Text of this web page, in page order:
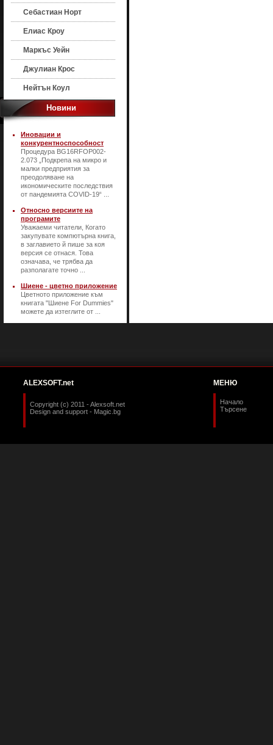
Себастиан Норт
Елиас Кроу
Маркъс Уейн
Джулиан Крос
Нейтън Коул
Новини
Иновации и
конкурентноспособност
Процедура BG16RFOP002-
2.073 „Подкрепа на микро и
малки предприятия за
преодоляване на
икономическите последствия
от пандемията COVID-19“ ...
Относно версиите на
програмите
Уважаеми читатели, Когато
закупувате компютърна книга,
в заглавието й пише за коя
версия се отнася. Това
означава, че трябва да
разполагате точно ...
Шиене - цветно приложение
Цветното приложение към
книгата "Шиене For Dummies"
можете да изтеглите от ...
ALEXSOFT.net
Copyright (c) 2011 - Alexsoft.net
Design and support - Magic.bg
МЕНЮ
Начало
Търсене